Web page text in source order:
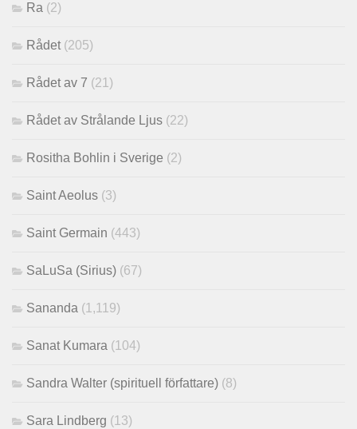
Ra (2)
Rådet (205)
Rådet av 7 (21)
Rådet av Strålande Ljus (22)
Rositha Bohlin i Sverige (2)
Saint Aeolus (3)
Saint Germain (443)
SaLuSa (Sirius) (67)
Sananda (1,119)
Sanat Kumara (104)
Sandra Walter (spirituell författare) (8)
Sara Lindberg (13)